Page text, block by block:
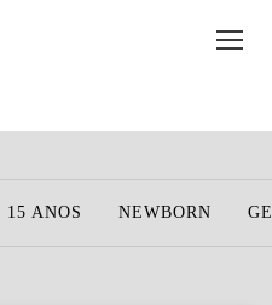
15 ANOS NEWBORN